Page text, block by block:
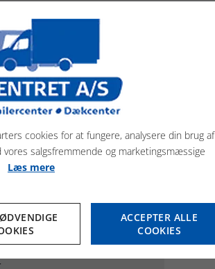
af både nye og brugte
pris.
cookies for at fungere, analysere din brug af
salgsfremmende og marketingsmæssige
Læs mere
ACCEPTER ALLE
COOKIES